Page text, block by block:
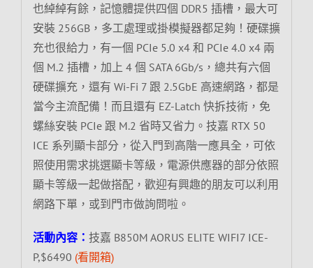
也綽綽有餘，記憶體提供四個 DDR5 插槽，最大可
安裝 256GB，多工處理或掛模擬器都足夠！硬碟擴
充也很給力，有一個 PCIe 5.0 x4 和 PCIe 4.0 x4 兩
個 M.2 插槽，加上 4 個 SATA 6Gb/s，總共有六個
硬碟擴充，還有 Wi-Fi 7 跟 2.5GbE 高速網路，都是
當今主流配備！而且還有 EZ-Latch 快拆技術，免
螺絲安裝 PCIe 跟 M.2 省時又省力。技嘉 RTX 50
ICE 系列顯卡部分，從入門到高階一應具全，可依
照使用需求挑選顯卡等級，電源供應器的部分依照
顯卡等級一起做搭配，歡迎有興趣的朋友可以利用
網路下單，或到門市做詢問啦。
活動內容： 技嘉 B850M AORUS ELITE WIFI7 ICE-
P,$6490 (看開箱)